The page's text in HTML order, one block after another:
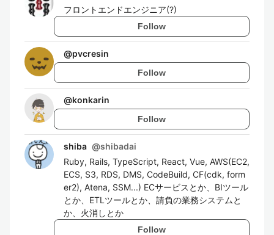
フロントエンドエンジニア(?)
Follow
@pvcresin
Follow
@konkarin
Follow
shiba @shibadai
Ruby, Rails, TypeScript, React, Vue, AWS(EC2,
ECS, S3, RDS, DMS, CodeBuild, CF(cdk, form
er2), Atena, SSM...) ECサービスとか、BIツール
とか、ETLツールとか、請負の業務システムと
か、火消しとか
Follow